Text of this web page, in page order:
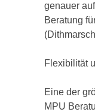
genauer
Beratung
Flexibilität
Eine der
MPU